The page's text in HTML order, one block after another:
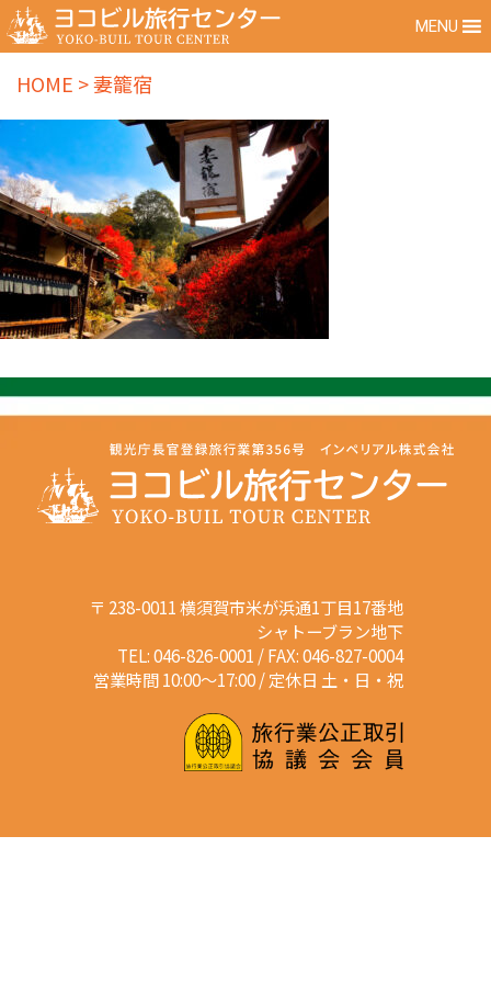
MENU
HOME >妻籠宿
〒 238-0011 横須賀市米が浜通1丁目17番地
シャトーブラン地下
TEL: 046-826-0001 / FAX: 046-827-0004
営業時間 10:00～17:00 / 定休日 土・日・祝